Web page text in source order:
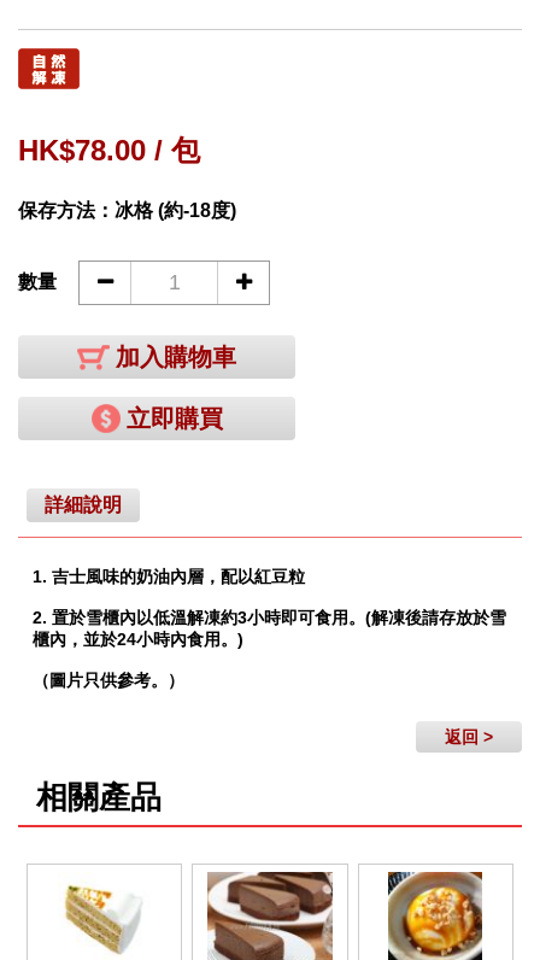
HK$78.00 / 包
保存方法：冰格 (約-18度)
數量
加入購物車
立即購買
詳細說明
1. 吉士風味的奶油內層，配以紅豆粒
2. 置於雪櫃內以低溫解凍約3小時即可食用。(解凍後請存放於雪
櫃內，並於24小時內食用。)
（圖片只供參考。）
返回 >
相關產品